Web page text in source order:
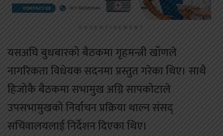
ADVERTISEMENT
यसअघि बुधबारको बैठकमा गृहमन्त्री खाँणले
नागरिकता विधेयक सदनमा प्रस्तुत गरेका थिए। साथै
हिजोकै बैठकमा सभामुख अग्नि सापकोटाले
उपसभामुखको निर्वाचन प्रक्रिया थाल्न संसद्
सचिवालयलाई निर्देशन दिएका थिए।